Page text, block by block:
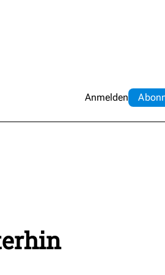
Anmelden Abo